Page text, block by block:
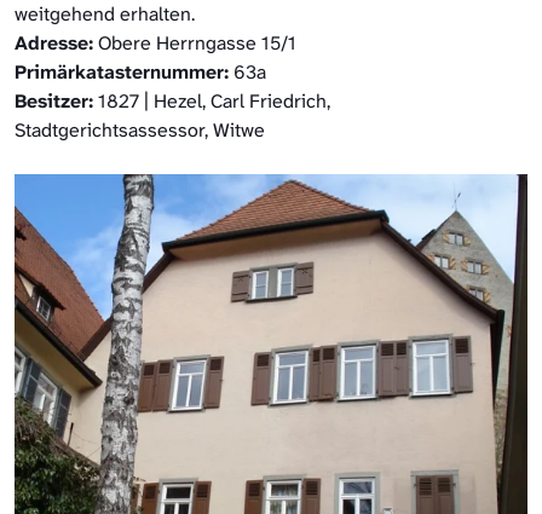
weitgehend erhalten.
Adresse:Obere Herrngasse 15/1
Primärkatasternummer: 63a
Besitzer:1827 | Hezel, Carl Friedrich,
Stadtgerichtsassessor, Witwe